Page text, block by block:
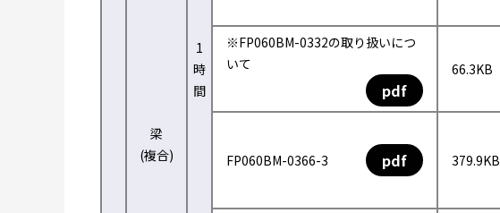
梁
(複合)
1
時
間
※FP060BM-0332の取り扱いにつ
いて
pdf
66.3KB
FP060BM-0366-3 pdf 379.9KB